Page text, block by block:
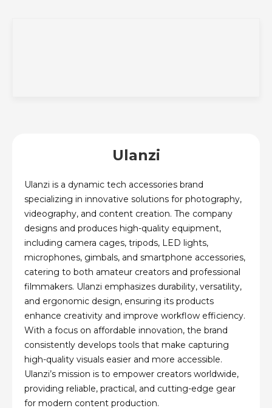
Ulanzi
Ulanzi is a dynamic tech accessories brand
specializing in innovative solutions for photography,
videography, and content creation. The company
designs and produces high-quality equipment,
including camera cages, tripods, LED lights,
microphones, gimbals, and smartphone accessories,
catering to both amateur creators and professional
filmmakers. Ulanzi emphasizes durability, versatility,
and ergonomic design, ensuring its products
enhance creativity and improve workflow efficiency.
With a focus on affordable innovation, the brand
consistently develops tools that make capturing
high-quality visuals easier and more accessible.
Ulanzi’s mission is to empower creators worldwide,
providing reliable, practical, and cutting-edge gear
for modern content production.